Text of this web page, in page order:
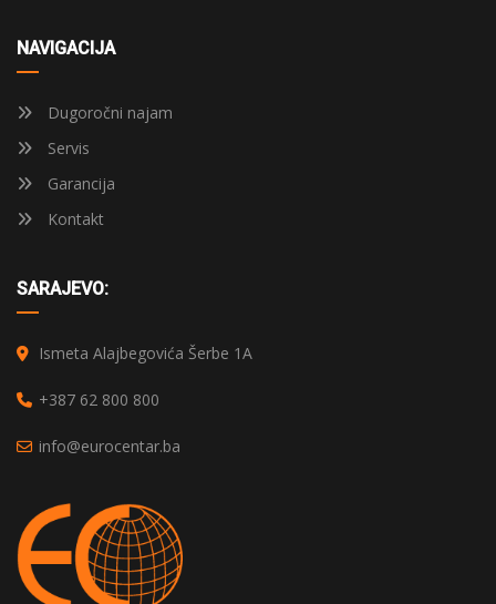
NAVIGACIJA
Dugoročni najam
Servis
Garancija
Kontakt
SARAJEVO:
Ismeta Alajbegovića Šerbe 1A
+387 62 800 800
info@eurocentar.ba